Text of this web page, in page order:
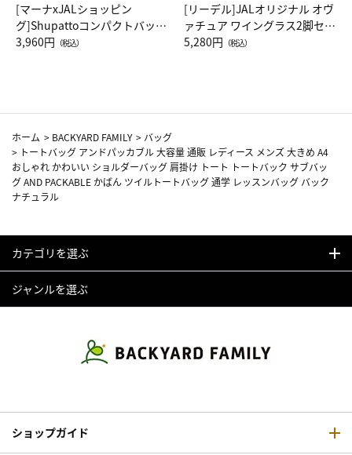
[マーナxJALショッピン
グ]Shupattoコンパクトバッグ
Drop JAL客室乗務員（LC）ス
3,960円 （税込）
[リーデル]JALオリジナル オヴ
ァチュア ワイングラス2脚セッ
ト（レッドワイン）
5,280円 （税込）
ホーム > BACKYARD FAMILY > バッグ
> トートバッグ アンドパッカブル 大容量 通販 レディース メンズ 大きめ A4
おしゃれ かわいい ショルダーバッグ 肩掛け トート トートバック サブバッ
グ AND PACKABLE かばん ツイルトートバッグ 通学 レッスンバッグ バック
ナチュラル
カテゴリを選ぶ
ジャンルを選ぶ
ショップガイド